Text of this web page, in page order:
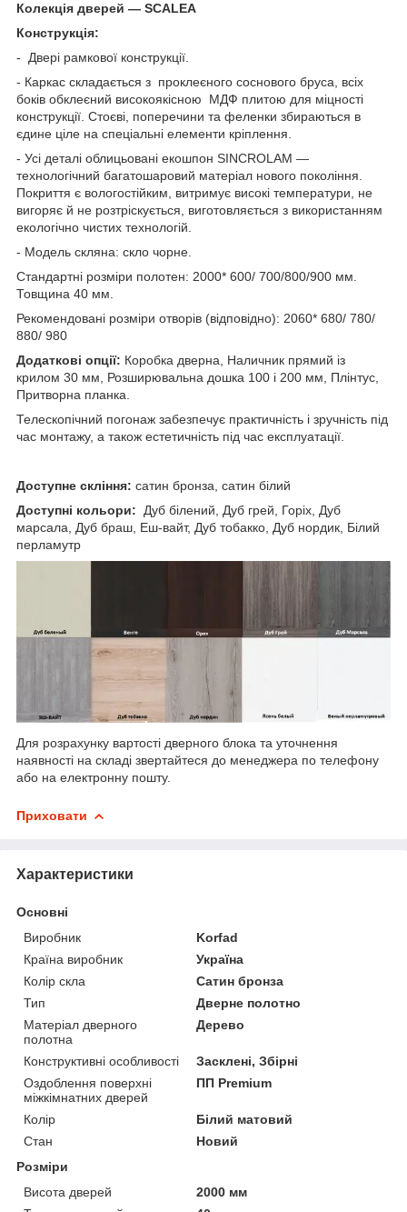
Колекція дверей — SCALEA
Конструкція:
- Двері рамкової конструкції.
- Каркас складається з проклеєного соснового бруса, всіх
боків обклеєний високоякісною МДФ плитою для міцності
конструкції. Стоєві, поперечини та феленки збираються в
єдине ціле на спеціальні елементи кріплення.
- Усі деталі облицьовані екошпон SINCROLAM —
технологічний багатошаровий матеріал нового покоління.
Покриття є вологостійким, витримує високі температури, не
вигоряє й не розтріскується, виготовляється з використанням
екологічно чистих технологій.
- Модель скляна: скло чорне.
Стандартні розміри полотен: 2000* 600/ 700/800/900 мм.
Товщина 40 мм.
Рекомендовані розміри отворів (відповідно): 2060* 680/ 780/
880/ 980
Додаткові опції: Коробка дверна, Наличник прямий із
крилом 30 мм, Розширювальна дошка 100 і 200 мм, Плінтус,
Притворна планка.
Телескопічний погонаж забезпечує практичність і зручність під
час монтажу, а також естетичність під час експлуатації.
Доступне скління: сатин бронза, сатин білий
Доступні кольори: Дуб білений, Дуб грей, Горіх, Дуб
марсала, Дуб браш, Еш-вайт, Дуб тобакко, Дуб нордик, Білий
перламутр
Для розрахунку вартості дверного блока та уточнення
наявності на складі звертайтеся до менеджера по телефону
або на електронну пошту.
Приховати
Характеристики
Основні
Виробник
Korfad
Країна виробник
Україна
Колір скла
Сатин бронза
Тип
Дверне полотно
Матеріал дверного
полотна
Дерево
Конструктивні особливості
Засклені, Збірні
Оздоблення поверхні
міжкімнатних дверей
ПП Premium
Колір
Білий матовий
Стан
Новий
Розміри
Висота дверей
2000 мм